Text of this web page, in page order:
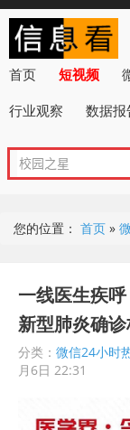
首页 短视频
行业观察
数据报
您的位置： 首页 »
一线医生疾
新型肺炎确
分类： 微信24小时
月6日 22:31